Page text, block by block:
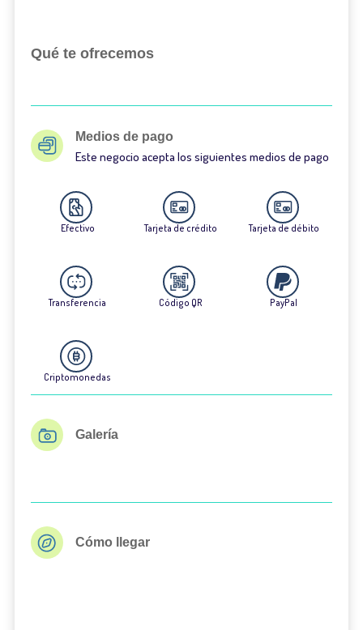
Qué te ofrecemos
Medios de pago
Este negocio acepta los siguientes medios de pago
Efectivo Tarjeta de crédito Tarjeta de débito
Transferencia Código QR PayPal
Criptomonedas
Galería
Cómo llegar